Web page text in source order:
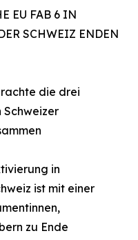
EU FAB 6 IN
SCHWEIZ ENDEN
die drei
Schweizer
in
ist mit einer
zu Ende